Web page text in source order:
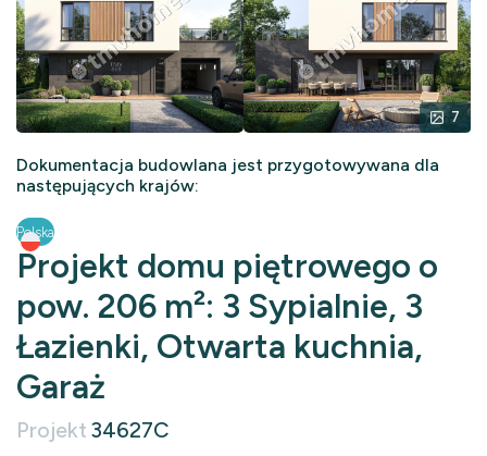
7
Dokumentacja budowlana jest przygotowywana dla
następujących krajów:
Polska
Projekt domu piętrowego o
pow. 206 m²: 3 Sypialnie, 3
Łazienki, Otwarta kuchnia,
Garaż
Projekt 34627C